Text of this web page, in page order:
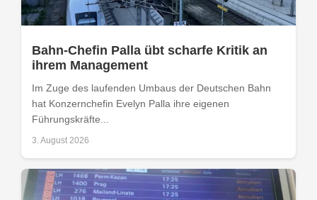
Bahn-Chefin Palla übt scharfe Kritik an
ihrem Management
Im Zuge des laufenden Umbaus der Deutschen Bahn
hat Konzernchefin Evelyn Palla ihre eigenen
Führungskräfte...
3. August 2026